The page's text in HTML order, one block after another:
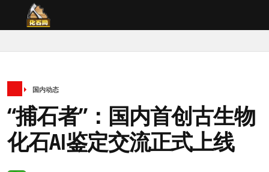
国内动态
“捕石者”：国内首创古生物
化石AI鉴定交流正式上线